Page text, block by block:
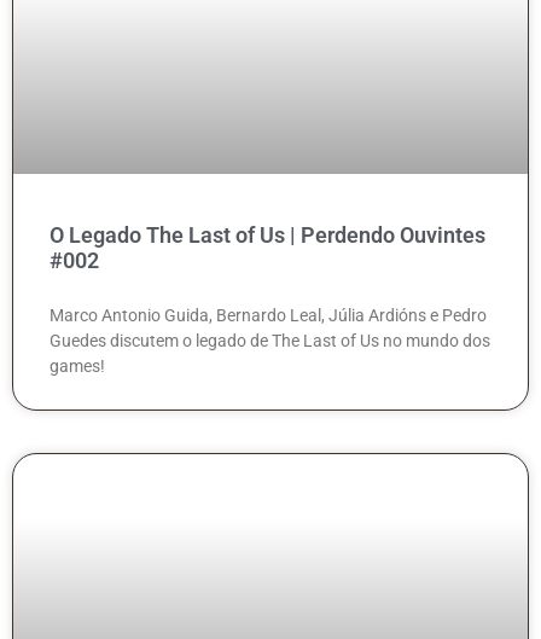
O Legado The Last of Us | Perdendo Ouvintes
#002
Marco Antonio Guida, Bernardo Leal, Júlia Ardións e Pedro
Guedes discutem o legado de The Last of Us no mundo dos
games!